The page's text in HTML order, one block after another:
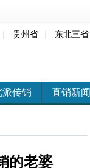
贵州省 东北三省
派传销 直销新闻
的老婆